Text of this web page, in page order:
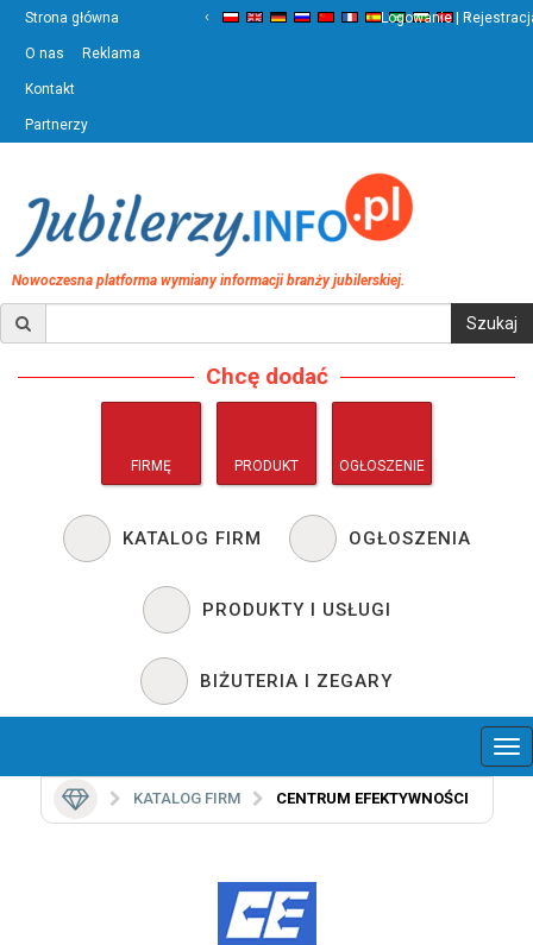
Strona główna
O nas Reklama
Kontakt
Partnerzy
‹ ›
Logowanie |
Nowoczesna platforma wymiany informacji branży jubilerskiej.
Chcę dodać
FIRMĘ PRODUKT OGŁOSZENIE
KATALOG FIRM OGŁOSZENIA
PRODUKTY I USŁUGI
BIŻUTERIA I ZEGARY
KATALOG FIRM CENTRUM EFEKTYWNOŚCI